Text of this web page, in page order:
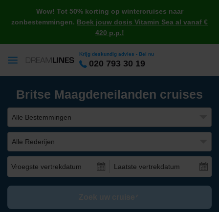
Wow! Tot 50% korting op wintercruises naar
zonbestemmingen. Boek jouw dosis Vitamin Sea al vanaf €
420 p.p.!
Krijg deskundig advies - Bel nu
020 793 30 19
Britse Maagdeneilanden cruises
Alle Bestemmingen
Alle Rederijen
Vroegste vertrekdatum Laatste vertrekdatum